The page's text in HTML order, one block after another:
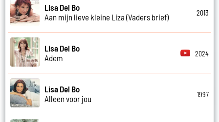
Lisa Del Bo
Aan mijn lieve kleine Liza (Vaders brief)
2013
Lisa Del Bo
Adem
2024
Lisa Del Bo
Alleen voor jou
1997